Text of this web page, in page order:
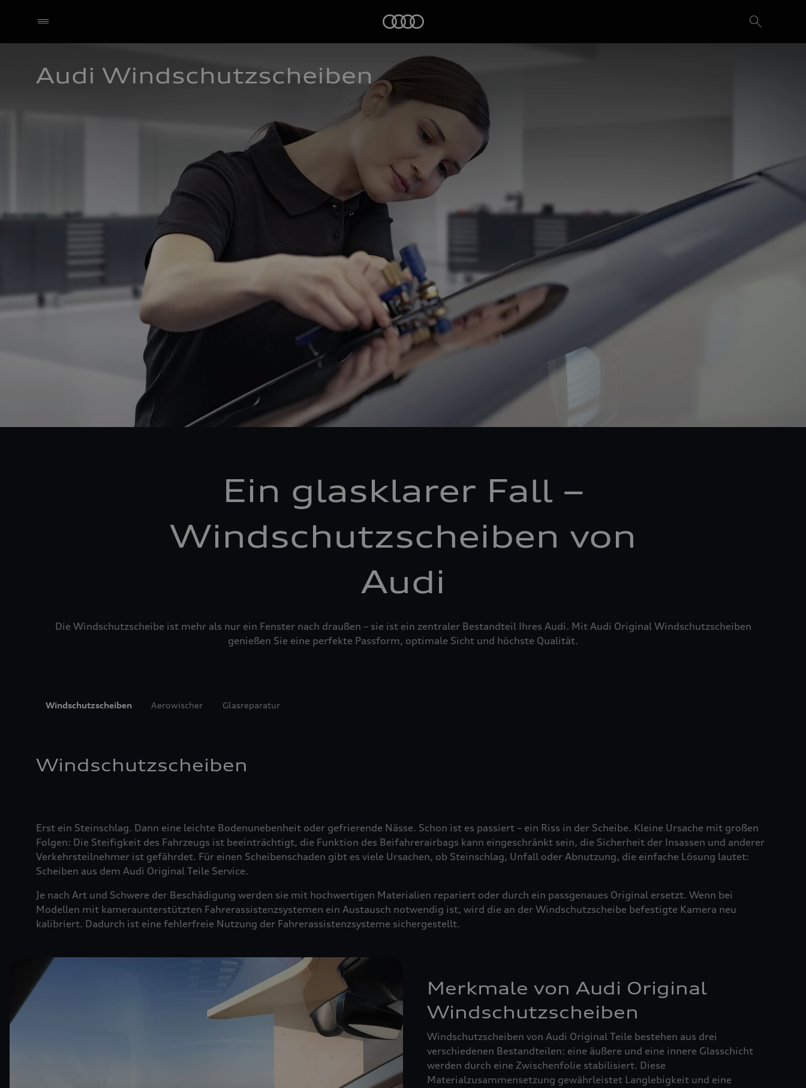
Audi Windschutzscheiben
Ein glasklarer Fall –
Windschutzscheiben von
Audi
Die Windschutzscheibe ist mehr als nur ein Fenster nach draußen – sie ist ein zentraler Bestandteil Ihres Audi. Mit Audi Original Windschutzscheiben
genießen Sie eine perfekte Passform, optimale Sicht und höchste Qualität.
Windschutzscheiben Aerowischer Glasreparatur
Windschutzscheiben
Erst ein Steinschlag. Dann eine leichte Bodenunebenheit oder gefrierende Nässe. Schon ist es passiert – ein Riss in der Scheibe. Kleine Ursache mit großen
Folgen: Die Steifigkeit des Fahrzeugs ist beeinträchtigt, die Funktion des Beifahrerairbags kann eingeschränkt sein, die Sicherheit der Insassen und anderer
Verkehrsteilnehmer ist gefährdet. Für einen Scheibenschaden gibt es viele Ursachen, ob Steinschlag, Unfall oder Abnutzung, die einfache Lösung lautet:
Scheiben aus dem Audi Original Teile Service.
Je nach Art und Schwere der Beschädigung werden sie mit hochwertigen Materialien repariert oder durch ein passgenaues Original ersetzt. Wenn bei
Modellen mit kameraunterstützten Fahrerassistenzsystemen ein Austausch notwendig ist, wird die an der Windschutzscheibe befestigte Kamera neu
kalibriert. Dadurch ist eine fehlerfreie Nutzung der Fahrerassistenzsysteme sichergestellt.
Merkmale von Audi Original
Windschutzscheiben
Windschutzscheiben von Audi Original Teile bestehen aus drei
verschiedenen Bestandteilen: eine äußere und eine innere Glasschicht
werden durch eine Zwischenfolie stabilisiert. Diese
Materialzusammensetzung gewährleistet Langlebigkeit und eine